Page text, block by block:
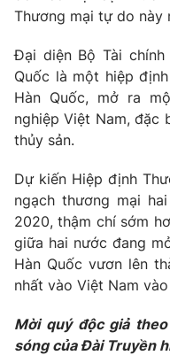
Hậu trường
Khán giả
Giải sao mai
Điện ảnh
Âm nhạc
Sao
Du lịch
Làm đẹp
Chất lượng cuộc sống
Giáo dục
Tuyển sinh
Công nghệ
Hitech Công nghệ
Sản phẩm
Thị trường
Tư vấn
Giao lưu trực tuyến
Lịch phát sóng
Emagazine
Thương mại tự do này
Đại diện Bộ Tài
Quốc là một hiệp
Hàn Quốc, mở ra
nghiệp Việt Nam, đặc
thủy sản.
Dự kiến Hiệp định
ngạch thương mại
2020, thậm chí sớm
giữa hai nước đang
Hàn Quốc vươn lên
nhất vào Việt Nam
Mời quý độc giả
sóng của Đài Truyền